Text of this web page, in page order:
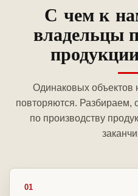
С чем к
владельцы
Одинаковых объектов
повторяются. Разбираем,
по производству
01